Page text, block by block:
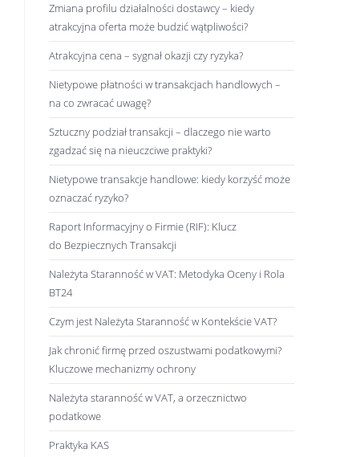
Zmiana profilu działalności dostawcy – kiedy
atrakcyjna oferta może budzić wątpliwości?
Atrakcyjna cena – sygnał okazji czy ryzyka?
Nietypowe płatności w transakcjach handlowych –
na co zwracać uwagę?
Sztuczny podział transakcji – dlaczego nie warto
zgadzać się na nieuczciwe praktyki?
Nietypowe transakcje handlowe: kiedy korzyść może
oznaczać ryzyko?
Raport Informacyjny o Firmie (RIF): Klucz
do Bezpiecznych Transakcji
Należyta Staranność w VAT: Metodyka Oceny i Rola
BT24
Czym jest Należyta Staranność w Kontekście VAT?
Jak chronić firmę przed oszustwami podatkowymi?
Kluczowe mechanizmy ochrony
Należyta staranność w VAT, a orzecznictwo
podatkowe
Praktyka KAS